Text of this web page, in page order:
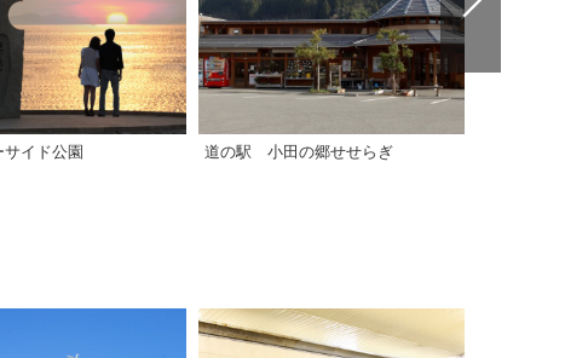
イド公園 道の駅 小田の郷せせらぎ